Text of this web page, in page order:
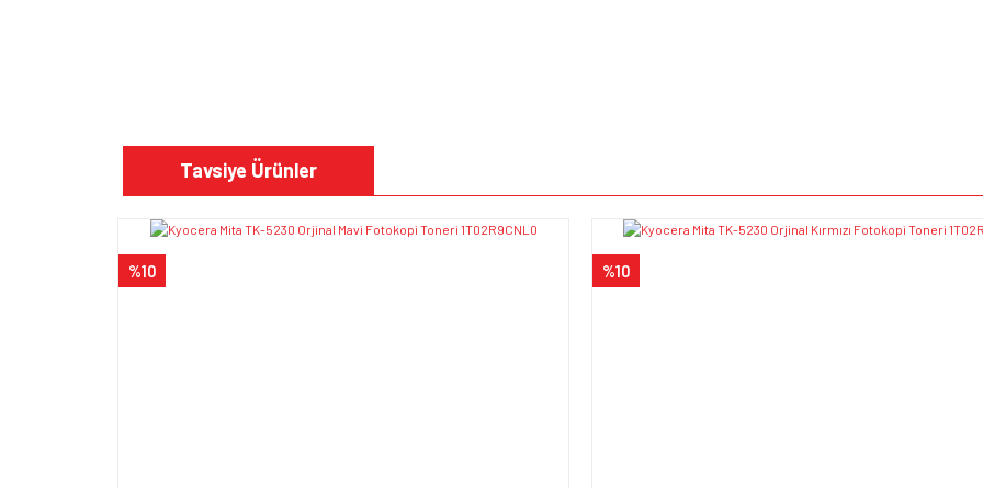
Yorum Yaz
Görüş ve önerileriniz için teşekkür ederiz.
Ürün açıklamasında eksik bilgiler bulunuyor.
Tavsiye Ürünler
%10 %10